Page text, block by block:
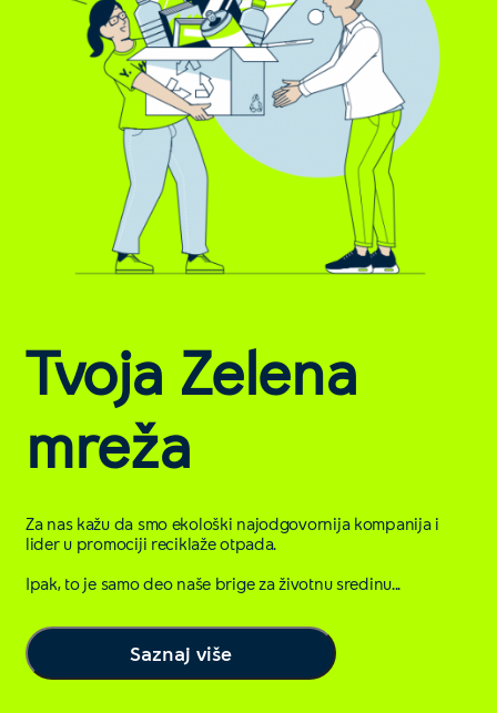
Tvoja Zelena
mreža
Za nas kažu da smo ekološki najodgovornija kompanija i
lider u promociji reciklaže otpada.
Ipak, to je samo deo naše brige za životnu sredinu...
Saznaj više